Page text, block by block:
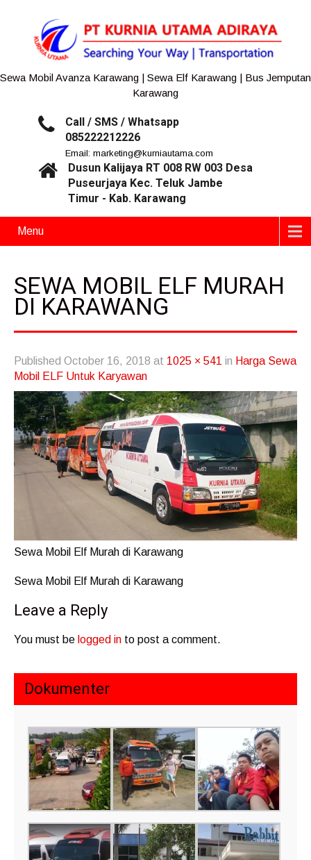
Sewa Mobil Avanza Karawang | Sewa Elf Karawang | Bus Jemputan
Karawang
Call / SMS / Whatsapp
085222212226
Email: marketing@kurniautama.com
Dusun Kalijaya RT 008 RW 003 Desa
Puseurjaya Kec. Teluk Jambe
Timur - Kab. Karawang
Menu
SEWA MOBIL ELF MURAH
DI KARAWANG
Published October 16, 2018 at 1025 × 541 in Harga Sewa
Mobil ELF Untuk Karyawan
Sewa Mobil Elf Murah di Karawang
Sewa Mobil Elf Murah di Karawang
Leave a Reply
You must be logged in to post a comment.
Dokumenter